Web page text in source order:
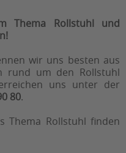
Thema Rollstuhl und
wir uns besten aus
rund um den Rollstuhl
uns unter der
80.
Thema Rollstuhl finden